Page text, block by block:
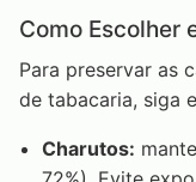
Como Escolher
Para preservar as
de tabacaria, siga
Charutos: